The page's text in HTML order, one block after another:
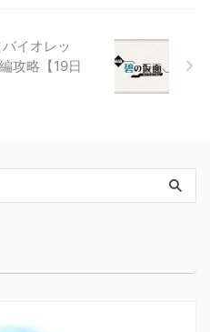
イオレッ
攻略【19日